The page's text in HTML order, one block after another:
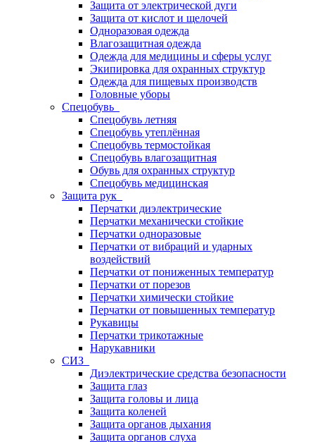
Защита от электрической дуги
Защита от кислот и щелочей
Одноразовая одежда
Влагозащитная одежда
Одежда для медицины и сферы услуг
Экипировка для охранных структур
Одежда для пищевых производств
Головные уборы
Спецобувь
Спецобувь летняя
Спецобувь утеплённая
Спецобувь термостойкая
Спецобувь влагозащитная
Обувь для охранных структур
Спецобувь медицинская
Защита рук
Перчатки диэлектрические
Перчатки механически стойкие
Перчатки одноразовые
Перчатки от вибраций и ударных
воздействий
Перчатки от пониженных температур
Перчатки от порезов
Перчатки химически стойкие
Перчатки от повышенных температур
Рукавицы
Перчатки трикотажные
Нарукавники
СИЗ
Диэлектрические средства безопасности
Защита глаз
Защита головы и лица
Защита коленей
Защита органов дыхания
Защита органов слуха